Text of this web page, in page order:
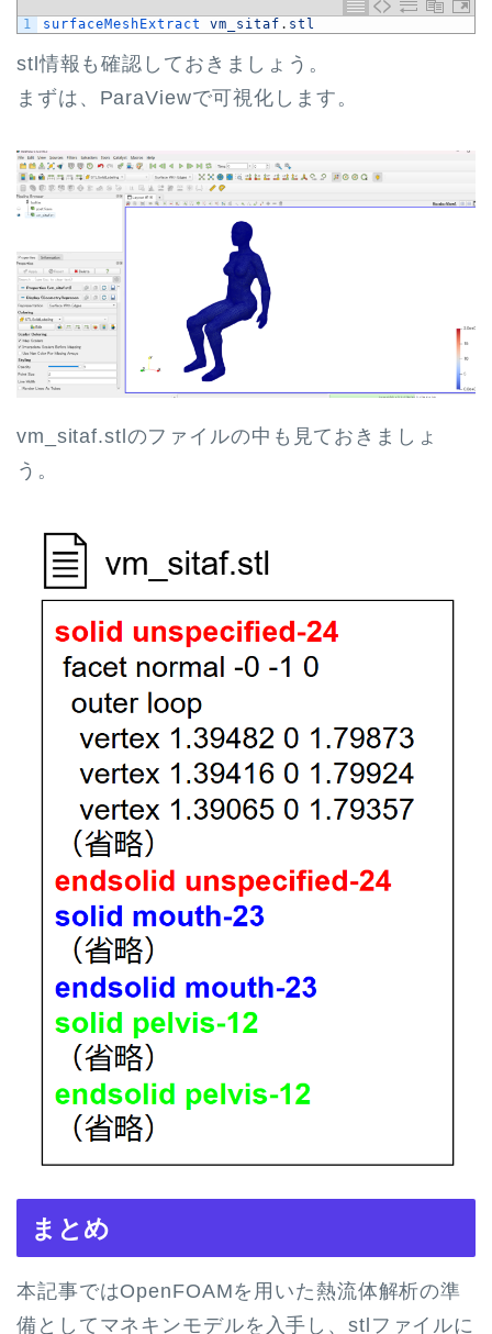
1 surfaceMeshExtract vm_sitaf . stl
stl情報も確認しておきましょう。
まずは、ParaViewで可視化します。
vm_sitaf.stlのファイルの中も見ておきましょ
う。
まとめ
本記事ではOpenFOAMを用いた熱流体解析の準
備としてマネキンモデルを入手し、stlファイルに